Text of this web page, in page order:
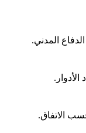
المدني.